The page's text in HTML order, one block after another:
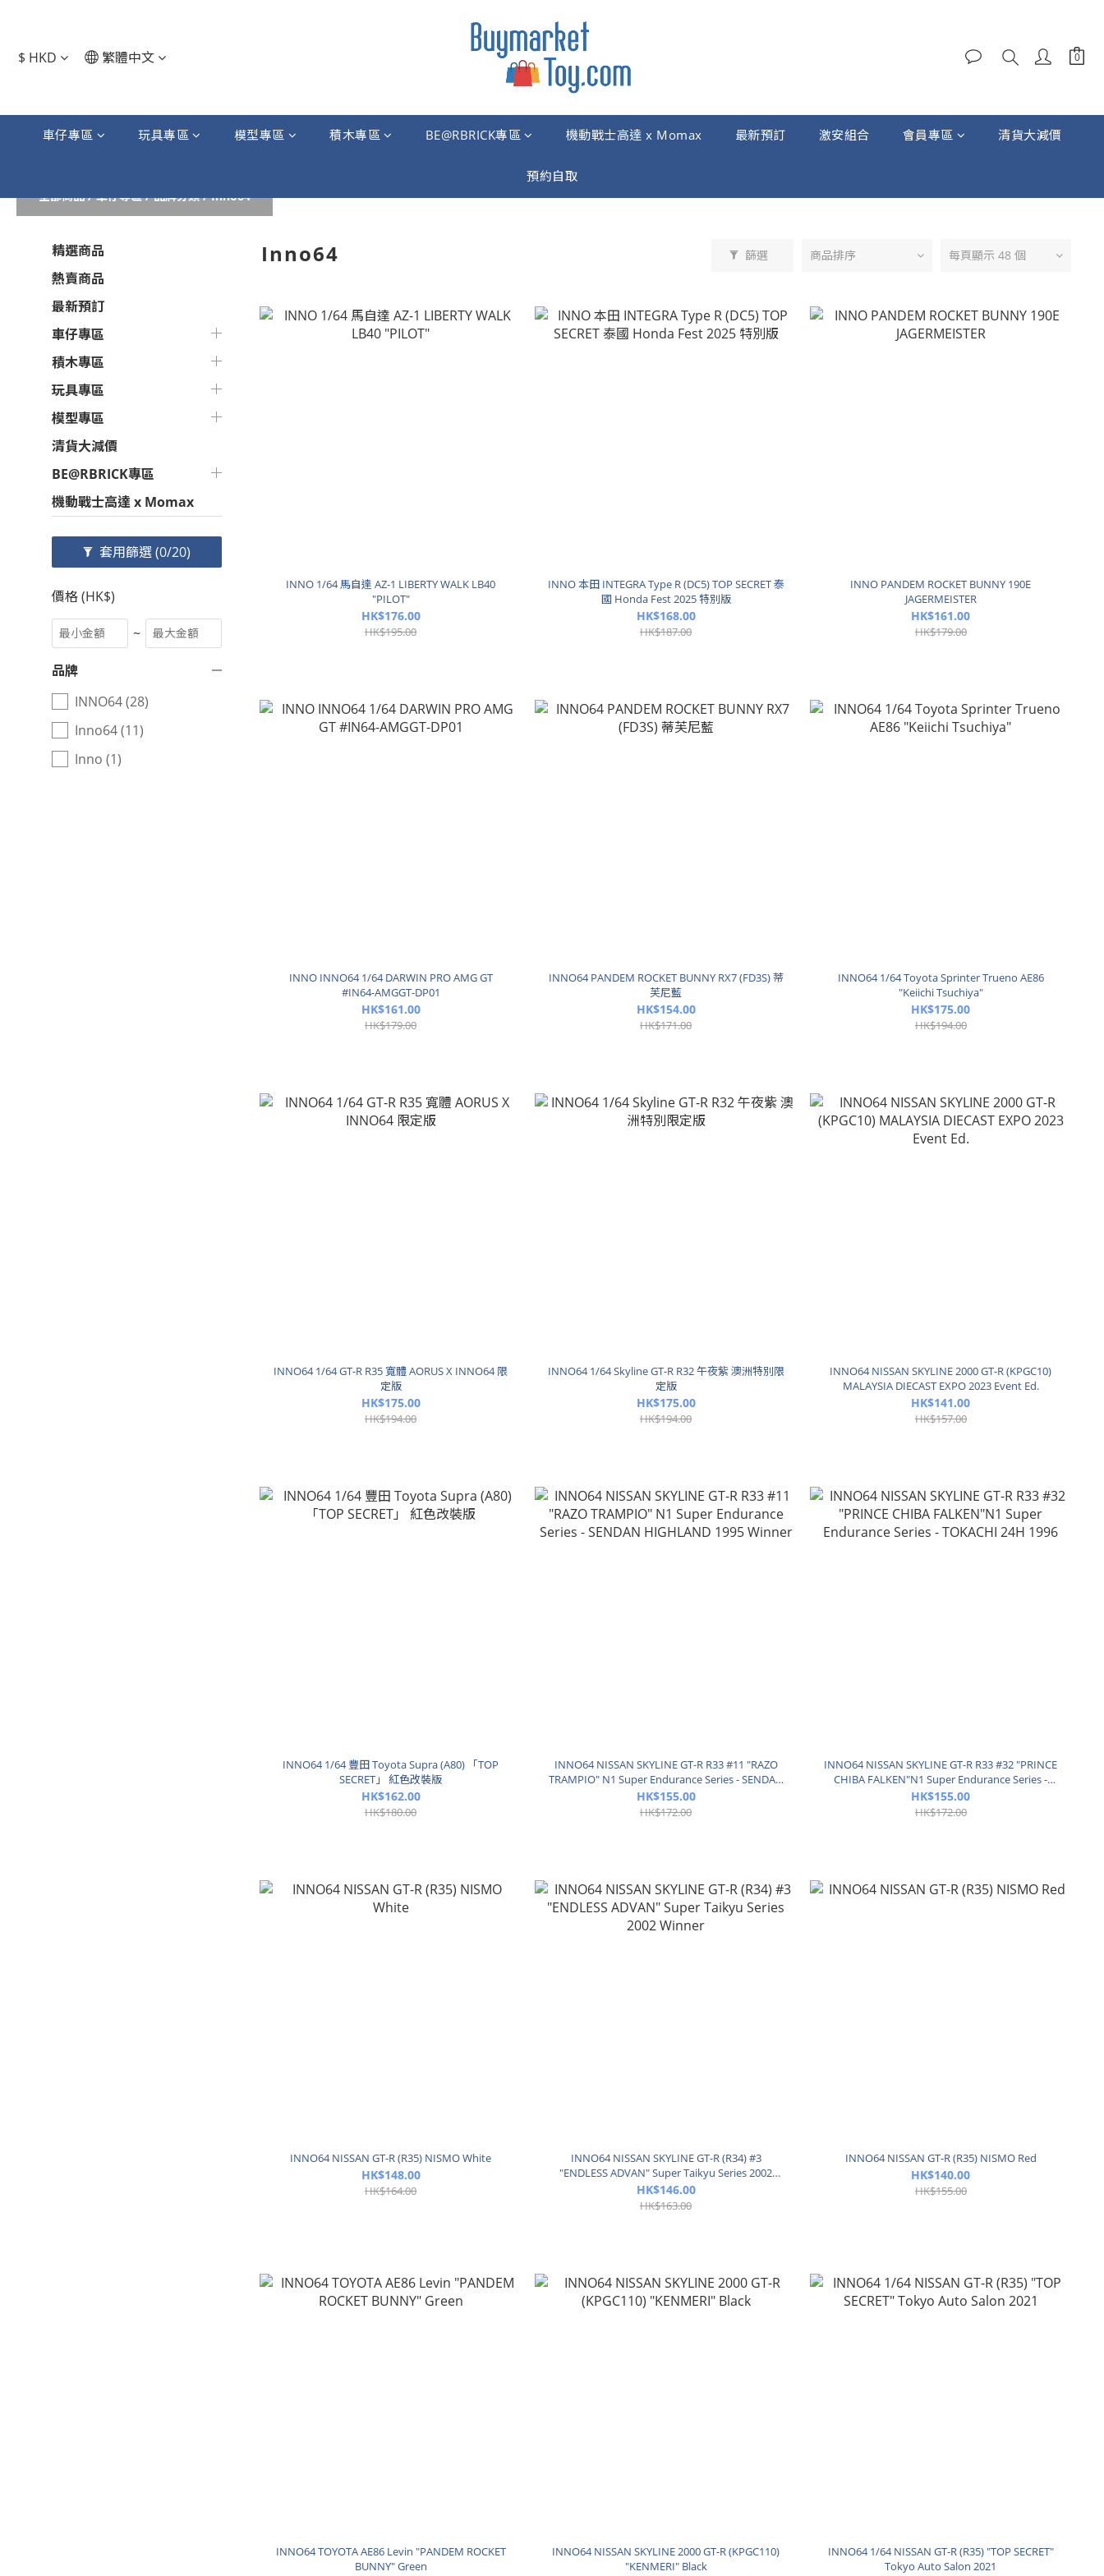
$ HKD 繁體中文
車仔專區 玩具專區 模型專區 積木專區 BE@RBRICK專區 機動戰士高達 x Momax 最新預訂 激安組合 會員專區 清貨大減價
預約自取
全部商品/車仔專區/品牌分類/Inno64
精選商品
熱賣商品
最新預訂
車仔專區
積木專區
玩具專區
模型專區
清貨大減價
BE@RBRICK專區
機動戰士高達 x Momax
套用篩選(0/20)
價格 (HK$)
~
品牌
INNO64 (28)
Inno64 (11)
Inno (1)
Inno64 篩選 商品排序 每頁顯示 48 個
INNO 1/64 馬自達 AZ-1 LIBERTY WALK LB40
"PILOT"
HK$176.00
HK$195.00
INNO 本田 INTEGRA Type R (DC5) TOP SECRET 泰
國 Honda Fest 2025 特別版
HK$168.00
HK$187.00
INNO PANDEM ROCKET BUNNY 190E
JAGERMEISTER
HK$161.00
HK$179.00
INNO INNO64 1/64 DARWIN PRO AMG GT
#IN64-AMGGT-DP01
HK$161.00
HK$179.00
INNO64 PANDEM ROCKET BUNNY RX7 (FD3S) 蒂
芙尼藍
HK$154.00
HK$171.00
INNO64 1/64 Toyota Sprinter Trueno AE86
"Keiichi Tsuchiya"
HK$175.00
HK$194.00
INNO64 1/64 GT-R R35 寬體 AORUS X INNO64 限
定版
HK$175.00
HK$194.00
INNO64 1/64 Skyline GT-R R32 午夜紫 澳洲特別限
定版
HK$175.00
HK$194.00
INNO64 NISSAN SKYLINE 2000 GT-R (KPGC10)
MALAYSIA DIECAST EXPO 2023 Event Ed.
HK$141.00
HK$157.00
INNO64 1/64 豐田 Toyota Supra (A80) 「TOP
SECRET」 紅色改裝版
HK$162.00
HK$180.00
INNO64 NISSAN SKYLINE GT-R R33 #11 "RAZO
TRAMPIO" N1 Super Endurance Series - SENDAN
HIGHLAND 1995 Winner
HK$155.00
HK$172.00
INNO64 NISSAN SKYLINE GT-R R33 #32 "PRINCE
CHIBA FALKEN"N1 Super Endurance Series -
TOKACHI 24H 1996
HK$155.00
HK$172.00
INNO64 NISSAN GT-R (R35) NISMO White
HK$148.00
HK$164.00
INNO64 NISSAN SKYLINE GT-R (R34) #3
"ENDLESS ADVAN" Super Taikyu Series 2002
Winner
HK$146.00
HK$163.00
INNO64 NISSAN GT-R (R35) NISMO Red
HK$140.00
HK$155.00
INNO64 TOYOTA AE86 Levin "PANDEM ROCKET
BUNNY" Green
INNO64 NISSAN SKYLINE 2000 GT-R (KPGC110)
"KENMERI" Black
INNO64 1/64 NISSAN GT-R (R35) "TOP SECRET"
Tokyo Auto Salon 2021